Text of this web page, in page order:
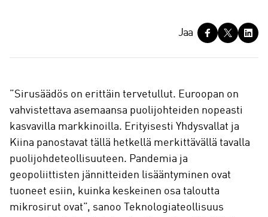
a
Jaa
”Sirusäädös on erittäin tervetullut. Euroopan on
vahvistettava asemaansa puolijohteiden nopeasti
kasvavilla markkinoilla. Erityisesti Yhdysvallat ja
Kiina panostavat tällä hetkellä merkittävällä tavalla
puolijohdeteollisuuteen. Pandemia ja
geopoliittisten jännitteiden lisääntyminen ovat
tuoneet esiin, kuinka keskeinen osa taloutta
mikrosirut ovat”, sanoo Teknologiateollisuus